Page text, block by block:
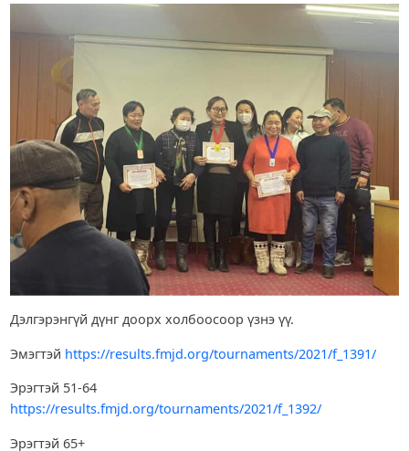
Дэлгэрэнгүй дүнг доорх холбоосоор үзнэ үү.
Эмэгтэй https://results.fmjd.org/tournaments/2021/f_1391/
Эрэгтэй 51-64
https://results.fmjd.org/tournaments/2021/f_1392/
Эрэгтэй 65+